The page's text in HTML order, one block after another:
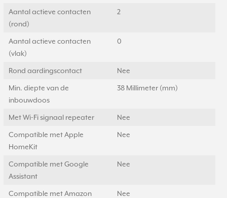
Aantal actieve contacten
(rond)
2
Aantal actieve contacten
(vlak)
0
Rond aardingscontact Nee
Min. diepte van de
inbouwdoos
38 Millimeter (mm)
Met Wi-Fi signaal repeater Nee
Compatible met Apple
HomeKit
Nee
Compatible met Google
Assistant
Nee
Compatible met Amazon
Nee